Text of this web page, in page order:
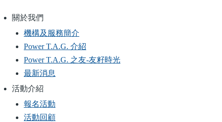
Main
navigation
關於我們
機構及服務簡介
Power T.A.G. 介紹
Power T.A.G. 之友-友籽時光
最新消息
活動介紹
報名活動
活動回顧